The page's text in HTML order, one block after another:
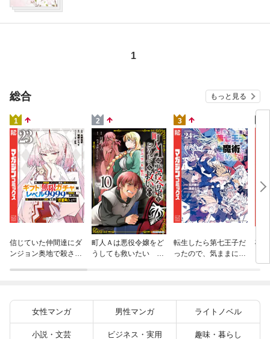
1
総合 もっと見る
1
信じていた仲間達にダ
ンジョン奥地で殺され
バーと世界に復讐＆
『ざまぁ！』します！
（２３）
2
町人Ａは悪役令嬢をど
うしても救いたい ～
3
転生したら第七王子だ
ったので、気ままに魔
杖
女性マンガ 男性マンガ ライトノベル
小説・文芸 ビジネス・実用 趣味・暮らし